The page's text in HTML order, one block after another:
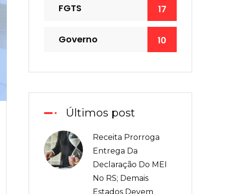
FGTS 17
Governo 10
Últimos post
Receita Prorroga
Entrega Da
Declaração Do MEI
No RS; Demais
Estados Devem